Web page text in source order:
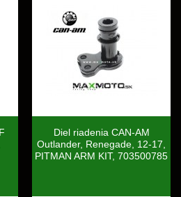
Diel riadenia CAN-AM
Outlander, Renegade, 12-17,
PITMAN ARM KIT, 703500785